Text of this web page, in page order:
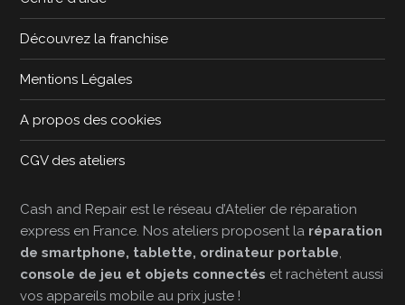
Découvrez la franchise
Mentions Légales
A propos des cookies
CGV des ateliers
Cash and Repair est le réseau d’Atelier de réparation
express en France. Nos ateliers proposent la réparation
de smartphone, tablette, ordinateur portable
console de jeu et objets connectés et rachètent aussi
vos appareils mobile au prix juste !